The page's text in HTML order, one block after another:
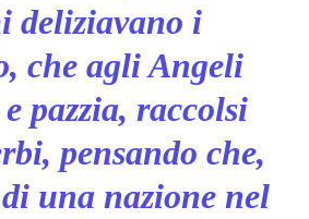
deliziavano i
che agli Angeli
pazzia, raccolsi
pensando che,
una nazione nel